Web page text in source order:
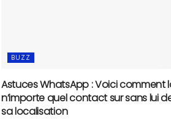
BUZZ
Astuces WhatsApp : Voici comment
n’importe quel contact sur sans lui
sa localisation